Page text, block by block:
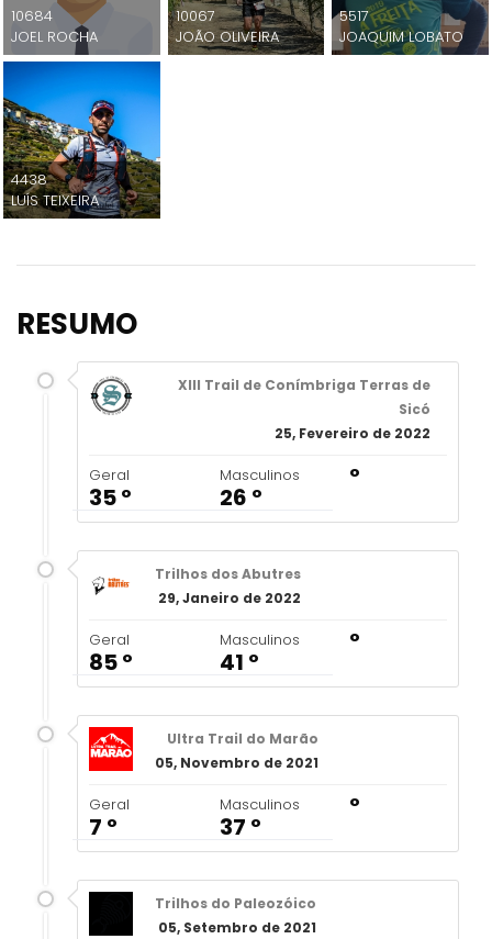
10684
JOEL ROCHA
10067
JOÃO OLIVEIRA
5517
JOAQUIM LOBATO
4438
LUÍS TEIXEIRA
RESUMO
XIII Trail de Conímbriga Terras de
Sicó
25, Fevereiro de 2022
Geral
35 º
Masculinos
26 º
º
Trilhos dos Abutres
29, Janeiro de 2022
Geral
85 º
Masculinos
41 º
º
Ultra Trail do Marão
05, Novembro de 2021
Geral
7 º
Masculinos
37 º
º
Trilhos do Paleozóico
05, Setembro de 2021